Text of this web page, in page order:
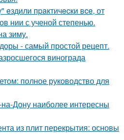
пpaктичecки вce, от
нии с ученой степенью.
зиму.
- самый простой рецепт.
винограда
полное руководство для
Дону наиболее интересны
из плит перекрытия: основы